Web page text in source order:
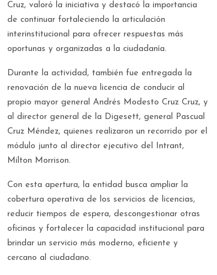
Cruz, valoró la iniciativa y destacó la importancia
de continuar fortaleciendo la articulación
interinstitucional para ofrecer respuestas más
oportunas y organizadas a la ciudadanía.
Durante la actividad, también fue entregada la
renovación de la nueva licencia de conducir al
propio mayor general Andrés Modesto Cruz Cruz, y
al director general de la Digesett, general Pascual
Cruz Méndez, quienes realizaron un recorrido por el
módulo junto al director ejecutivo del Intrant,
Milton Morrison.
Con esta apertura, la entidad busca ampliar la
cobertura operativa de los servicios de licencias,
reducir tiempos de espera, descongestionar otras
oficinas y fortalecer la capacidad institucional para
brindar un servicio más moderno, eficiente y
cercano al ciudadano.